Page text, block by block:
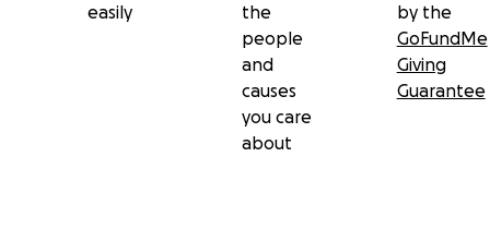
easily
the
people
and
causes
you care
about
by the
GoFundMe
Giving
Guarantee